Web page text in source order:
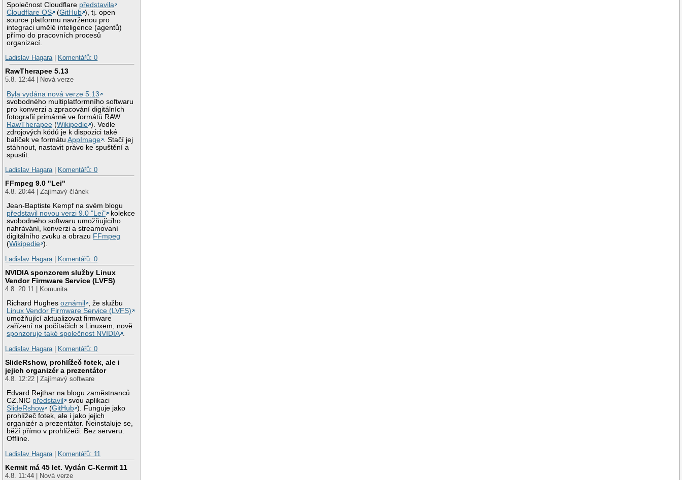
Společnost Cloudflare představila
Cloudflare OS
(GitHub ), tj. open
source platformu navrženou pro
integraci umělé inteligence (agentů)
přímo do pracovních procesů
organizací.
Ladislav Hagara| Komentářů: 0
RawTherapee 5.13
5.8. 12:44 | Nová verze
Byla vydána nová verze 5.13
svobodného multiplatformního softwaru
pro konverzi a zpracování digitálních
fotografií primárně ve formátů RAW
RawTherapee (Wikipedie ). Vedle
zdrojových kódů je k dispozici také
balíček ve formátuAppImage
. Stačí jej
stáhnout, nastavit právo ke spuštění a
spustit.
Ladislav Hagara| Komentářů: 0
FFmpeg 9.0 "Lei"
4.8. 20:44 | Zajímavý článek
Jean-Baptiste Kempf na svém blogu
představil novou verzi 9.0 "Lei"
kolekce
svobodného softwaru umožňujícího
nahrávání, konverzi a streamovaní
digitálního zvuku a obrazu FFmpeg
(Wikipedie ).
Ladislav Hagara| Komentářů: 0
NVIDIA sponzorem služby Linux
Vendor Firmware Service (LVFS)
4.8. 20:11 | Komunita
Richard Hughesoznámil
, že službu
Linux Vendor Firmware Service (LVFS)
umožňující aktualizovat firmware
zařízení na počítačích s Linuxem, nově
sponzoruje také společnost NVIDIA .
Ladislav Hagara| Komentářů: 0
SlideRshow, prohlížeč fotek, ale i
jejich organizér a prezentátor
4.8. 12:22 | Zajímavý software
Edvard Rejthar na blogu zaměstnanců
CZ.NIC představil
svou aplikaci
SlideRshow
(GitHub ). Funguje jako
prohlížeč fotek, ale i jako jejich
organizér a prezentátor. Neinstaluje se,
běží přímo v prohlížeči. Bez serveru.
Offline.
Ladislav Hagara| Komentářů: 11
Kermit má 45 let. Vydán C-Kermit 11
4.8. 11:44 | Nová verze